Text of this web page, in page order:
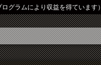
グラムにより収益を得ています）